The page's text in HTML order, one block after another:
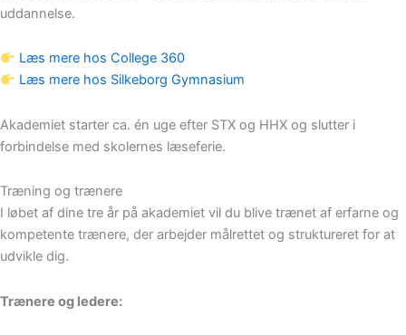
uddannelse.
Læs mere hos College 360
Læs mere hos Silkeborg Gymnasium
Akademiet starter ca. én uge efter STX og HHX og slutter i
forbindelse med skolernes læseferie.
Træning og trænere
I løbet af dine tre år på akademiet vil du blive trænet af erfarne og
kompetente trænere, der arbejder målrettet og struktureret for at
udvikle dig.
Trænere og ledere: